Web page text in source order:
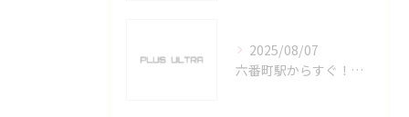
2025/08/07
六番町駅からすぐ！名古屋のeスポーツ施設で快適なプレイ環境を確保